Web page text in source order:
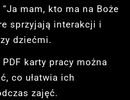
mam, kto ma na Boże
sprzyjają interakcji i
dziećmi.
karty pracy można
co ułatwia ich
zajęć.